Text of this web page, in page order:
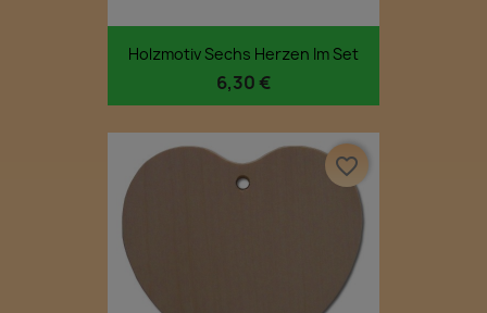
Holzmotiv Sechs Herzen Im Set
6,30 €
favorite_border